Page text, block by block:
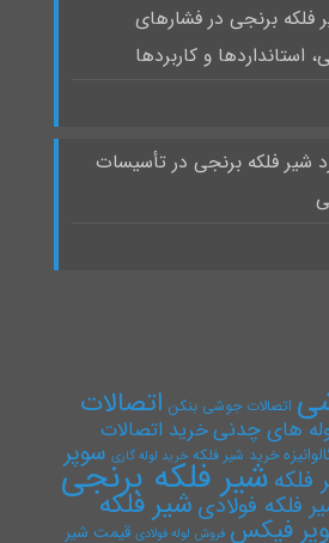
فلکه برنجی در فشارهای
استانداردها و کاربردها
شیر فلکه برنجی در تأسیسات
اتصالات جوشی بنکن اتصالات
های چدنیخرید اتصالات
خرید شیر فلکه خرید لوله گازی سوپر
فلکه شیر فلکه برنجی
فلکه فولادی شیر فلکه
فیکس فروش لوله فولادی قیمت شیر